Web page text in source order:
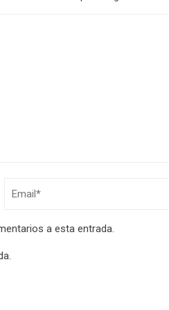
a esta entrada.